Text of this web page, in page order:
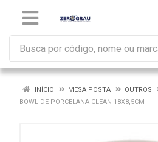
INÍCIO MESA POSTA
OUTROS
BOWL DE PORCELANA CLEAN 18X8,5CM